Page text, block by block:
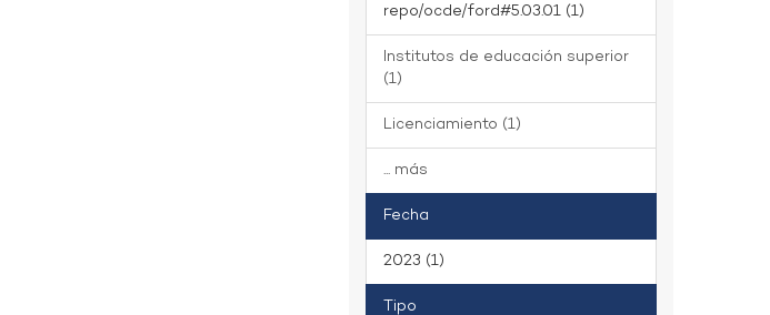
repo/ocde/ford#5.03.01 (1)
Institutos de educación superior
(1)
Licenciamiento (1)
... más
Fecha
2023 (1)
Tipo